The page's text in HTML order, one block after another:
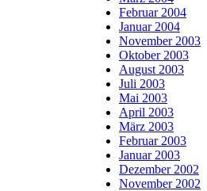
Februar 2004
Januar 2004
November 2003
Oktober 2003
August 2003
Juli 2003
Mai 2003
April 2003
März 2003
Februar 2003
Januar 2003
Dezember 2002
November 2002